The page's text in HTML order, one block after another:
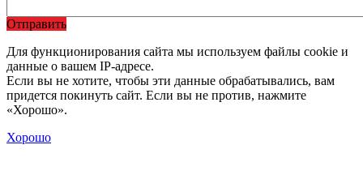
Отправить
Для функционирования сайта мы используем файлы cookie и
данные о вашем IP-адресе.
Если вы не хотите, чтобы эти данные обрабатывались, вам
придется покинуть сайт. Если вы не против, нажмите
«Хорошо».
Хорошо